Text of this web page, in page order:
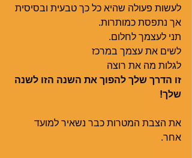
לעשות פעולה שהיא כל כך טבעית ובסיסית
אך נתפסת כמותרות.
תני לעצמך לחלום.
לשים את עצמך במרכז
לגלות מה את רוצה
זו הדרך שלך להפוך את השנה הזו לשנה
שלך!
את הצבת המטרות כבר נשאיר למועד
אחר.